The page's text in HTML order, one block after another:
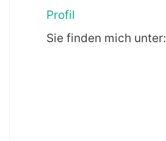
Profil
Sie finden mich unter: